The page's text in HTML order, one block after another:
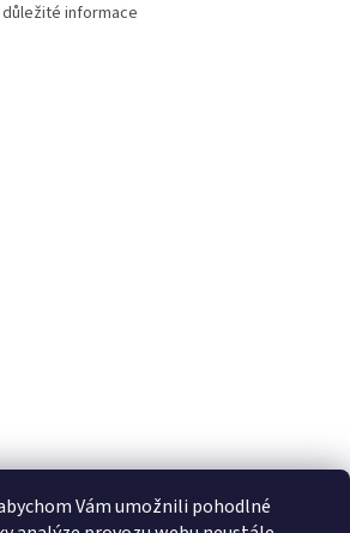
Vám umožnili pohodlné
informace